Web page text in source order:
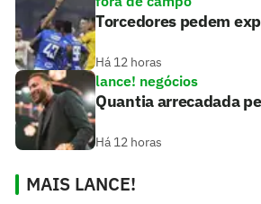
Torcedores pedem
Há 12 horas
lance! negócios
Quantia arrecadada
Há 12 horas
MAIS LANCE!